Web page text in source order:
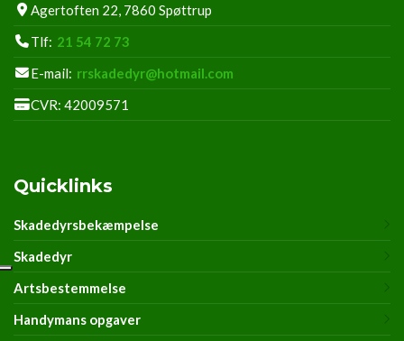
Agertoften 22, 7860 Spøttrup
Tlf: 21 54 72 73
E-mail: rrskadedyr@hotmail.com
CVR: 42009571
Quicklinks
Skadedyrsbekæmpelse
Skadedyr
Artsbestemmelse
Handymans opgaver